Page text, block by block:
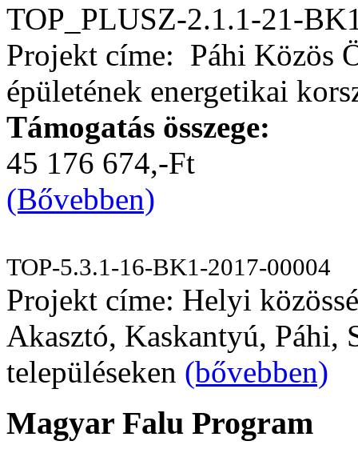
TOP_PLUSZ-2.1.1-21-
Projekt címe: Páhi Közös
épületének energetikai
Támogatás összege:
45 176 674,-Ft
(Bővebben)
TOP-5.3.1-16-BK1-2017-00004
Projekt címe: Helyi
Akasztó, Kaskantyú, Páhi,
településeken (bővebben)
Magyar Falu Program